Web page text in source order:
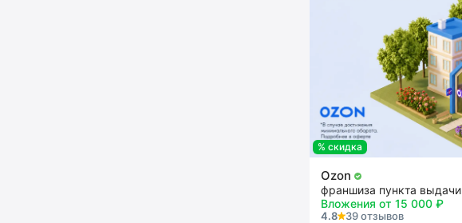
% скидка
Ozon
франшиза пункта выдачи
Вложения от 15 000 ₽
4.8
39 отзывов